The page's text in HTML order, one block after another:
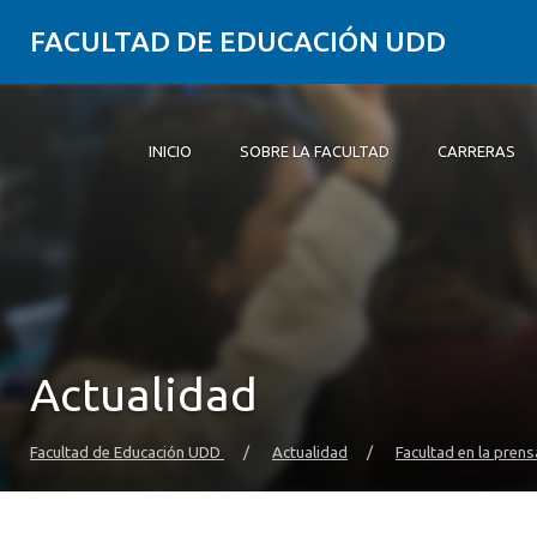
FACULTAD DE EDUCACIÓN UDD
INICIO SOBRE LA FACULTAD CARRERAS
Postgrado y Educación Continua
Actualidad
Facultad de Educación UDD / Actualidad / Facultad en la